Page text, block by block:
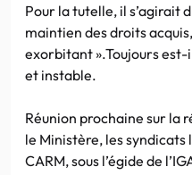
Pour la tutelle, il s’agirait
maintien des droits
exorbitant ».Toujours est-
et instable.
Réunion prochaine sur la
le Ministère, les syndicats
CARM, sous l’égide de